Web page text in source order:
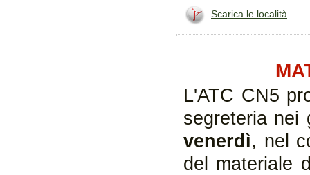
Scarica le località
L'ATC CN5
segreteria
venerdì, nel
del materiale